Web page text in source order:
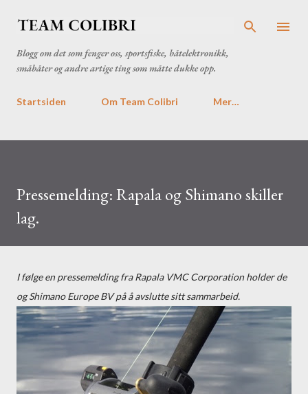
Blogg om det som fenger oss, sportsfiske, båtelektronikk,
småbåter og andre artige ting som måtte dukke opp.
Startsiden Om Team Colibri Mer…
Pressemelding: Rapala og Shimano skiller
lag.
I følge en pressemelding fra Rapala VMC Corporation holder de
og Shimano Europe BV på å avslutte sitt sammarbeid.